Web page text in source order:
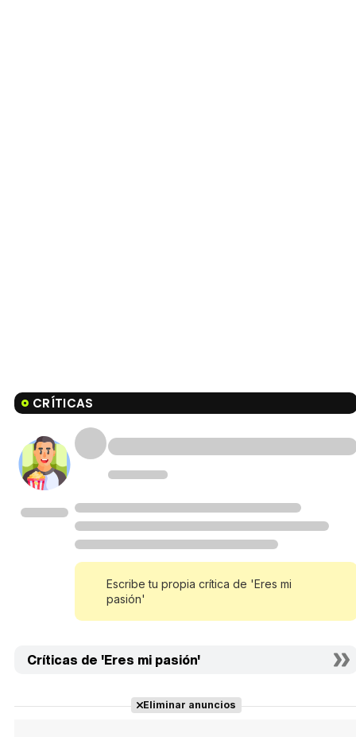
CRÍTICAS
Escribe tu propia crítica de 'Eres mi
pasión'
Críticas de 'Eres mi pasión'
Eliminar anuncios